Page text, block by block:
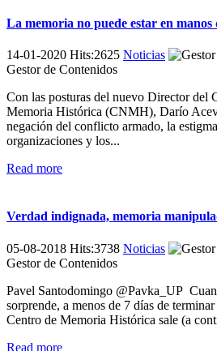
La memoria no puede estar en
14-01-2020 Hits:2625 Noticias
Gestor de Contenidos
Con las posturas del nuevo Director del
Memoria Histórica (CNMH), Darío
negación del conflicto armado, la
organizaciones y los...
Read more
Verdad indignada, memoria
05-08-2018 Hits:3738 Noticias
Gestor de Contenidos
Pavel Santodomingo @Pavka_UP
sorprende, a menos de 7 días de
Centro de Memoria Histórica sale (a
Read more